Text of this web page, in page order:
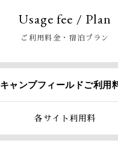
Usage fee / Plan
ご利用料金・宿泊プラン
キャンプフィールドご利用
各サイト利用料